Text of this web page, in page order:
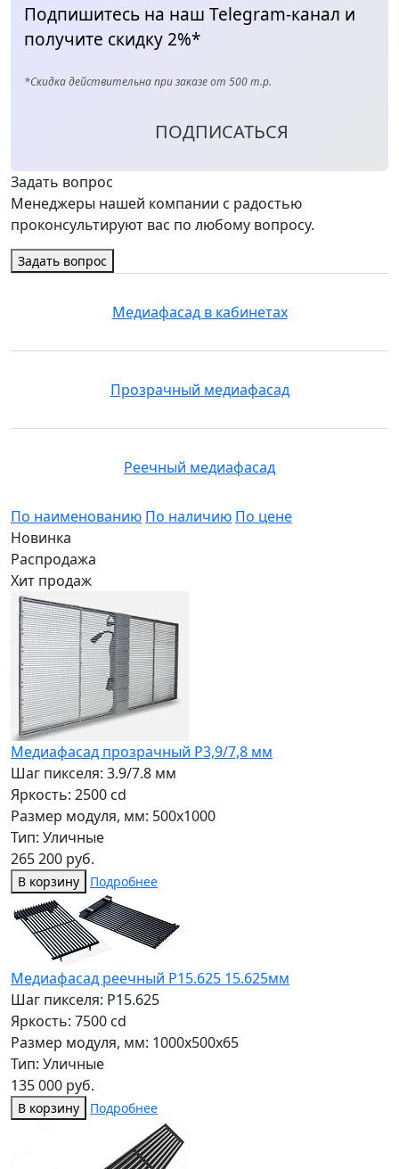
Подпишитесь на наш Telegram-канал и
получите скидку 2%*
*Скидка действительна при заказе от 500 т.р.
ПОДПИСАТЬСЯ
Задать вопрос
Менеджеры нашей компании с радостью
проконсультируют вас по любому вопросу.
Задать вопрос
Медиафасад в кабинетах
Прозрачный медиафасад
Реечный медиафасад
По наименованию По наличию По цене
Новинка
Распродажа
Хит продаж
Медиафасад прозрачный Р3,9/7,8 мм
Шаг пикселя: 3.9/7.8 мм
Яркость: 2500 cd
Размер модуля, мм: 500x1000
Тип: Уличные
265 200 руб.
В корзину Подробнее
Медиафасад реечный Р15.625 15.625мм
Шаг пикселя: P15.625
Яркость: 7500 cd
Размер модуля, мм: 1000x500x65
Тип: Уличные
135 000 руб.
В корзину Подробнее